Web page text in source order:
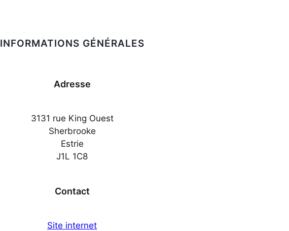
INFORMATIONS GÉNÉRALES
Adresse
3131 rue King Ouest
Sherbrooke
Estrie
J1L 1C8
Contact
Site internet